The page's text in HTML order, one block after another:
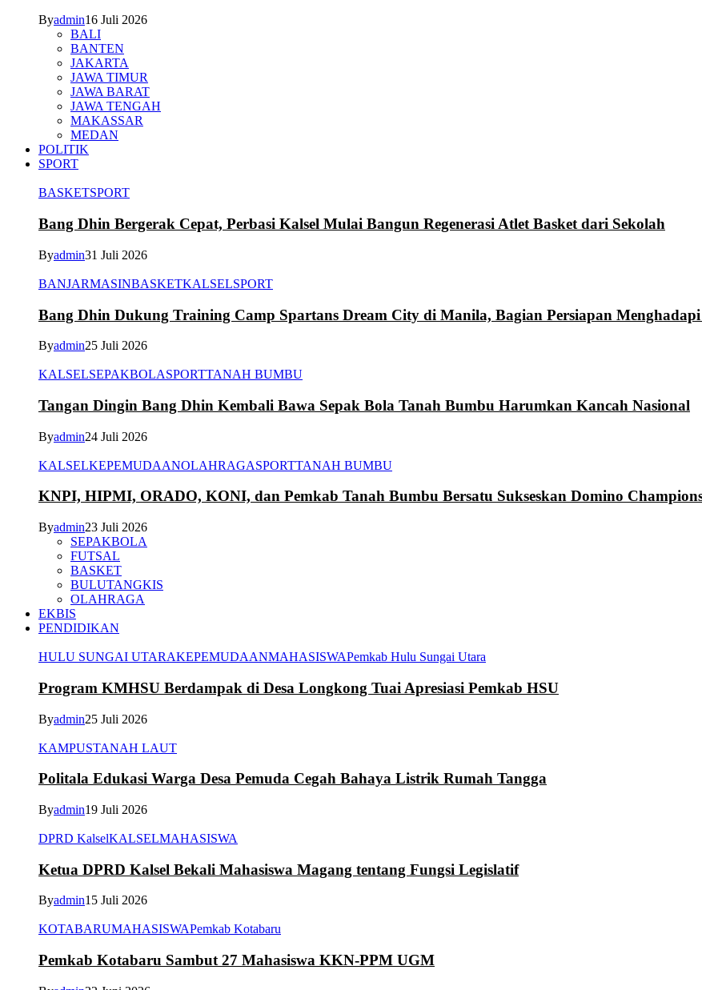
Byadmin16 Juli 2026
BALI
BANTEN
JAKARTA
JAWA TIMUR
JAWA BARAT
JAWA TENGAH
MAKASSAR
MEDAN
POLITIK
SPORT
BASKETSPORT
Bang Dhin Bergerak Cepat, Perbasi Kalsel Mulai Bangun Regenerasi Atlet Basket dari Sekolah
Byadmin31 Juli 2026
BANJARMASINBASKETKALSELSPORT
Bang Dhin Dukung Training Camp Spartans Dream City di Manila, Bagian Persiapan
Byadmin25 Juli 2026
KALSELSEPAKBOLASPORTTANAH BUMBU
Tangan Dingin Bang Dhin Kembali Bawa Sepak Bola Tanah Bumbu Harumkan Kancah Nasional
Byadmin24 Juli 2026
KALSELKEPEMUDAANOLAHRAGASPORTTANAH BUMBU
KNPI, HIPMI, ORADO, KONI, dan Pemkab Tanah Bumbu Bersatu Sukseskan Domino
Byadmin23 Juli 2026
SEPAKBOLA
FUTSAL
BASKET
BULUTANGKIS
OLAHRAGA
EKBIS
PENDIDIKAN
HULU SUNGAI UTARAKEPEMUDAANMAHASISWAPemkab Hulu Sungai Utara
Program KMHSU Berdampak di Desa Longkong Tuai Apresiasi Pemkab HSU
Byadmin25 Juli 2026
KAMPUSTANAH LAUT
Politala Edukasi Warga Desa Pemuda Cegah Bahaya Listrik Rumah Tangga
Byadmin19 Juli 2026
DPRD KalselKALSELMAHASISWA
Ketua DPRD Kalsel Bekali Mahasiswa Magang tentang Fungsi Legislatif
Byadmin15 Juli 2026
KOTABARUMAHASISWAPemkab Kotabaru
Pemkab Kotabaru Sambut 27 Mahasiswa KKN-PPM UGM